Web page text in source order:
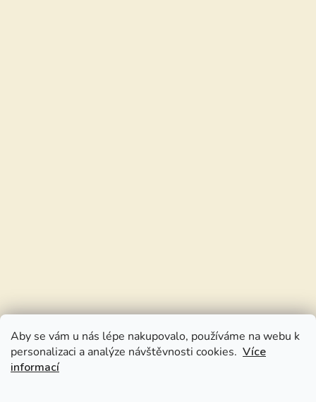
Aby se vám u nás lépe nakupovalo, používáme na webu k
personalizaci a analýze návštěvnosti cookies. Více
informací